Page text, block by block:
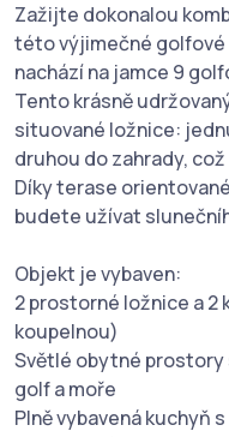
Zažijte dokonalou
této výjimečné golfové
nachází na jamce 9
Tento krásně
situované ložnice:
druhou do zahrady,
Díky terase
budete užívat
Objekt je vybaven:
2 prostorné ložnice a 2
koupelnou)
Světlé obytné prostory
golf a moře
Plně vybavená kuchyň